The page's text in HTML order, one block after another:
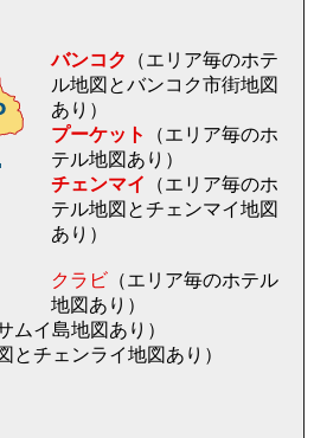
バンコク
（エリア毎のホテ
ル地図とバンコク市街地図
あり）
プーケット
（エリア毎のホ
テル地図あり）
チェンマイ
（エリア毎のホ
テル地図とチェンマイ地図
あり）
クラビ （エリア毎のホテル
地図あり）
ムイ島地図あり）
とチェンライ地図あり）